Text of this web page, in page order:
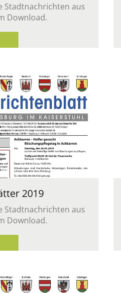
Stadt­nach­rich­ten aus
Down­load.
2019
Stadt­nach­rich­ten aus
Down­load.